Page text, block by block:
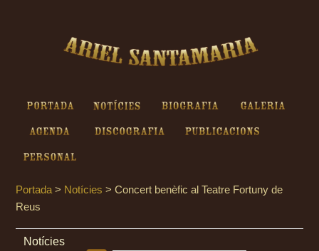
Portada Notícies Biografia Galeria
Agenda Discografia Publicacions
Personal
Portada > Notícies >Concert benèfic al Teatre Fortuny de
Reus
Notícies